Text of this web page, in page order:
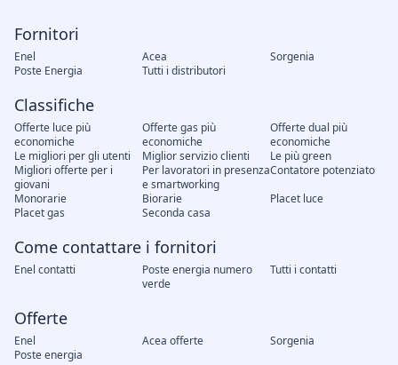
Fornitori
Enel Acea
Sorgenia
Poste Energia
Tutti i distributori
Classifiche
Offerte luce più
economiche
Offerte gas più
economiche
Offerte dual più
economiche
Le migliori per gli utenti
Miglior servizio clienti
Le più green
Migliori offerte per i
giovani
Per lavoratori in presenza
e smartworking
Contatore potenziato
Monorarie
Biorarie
Placet luce
Placet gas
Seconda casa
Come contattare i fornitori
Enel contatti
Poste energia numero
verde
Tutti i contatti
Offerte
Enel Acea offerte
Sorgenia
Poste energia